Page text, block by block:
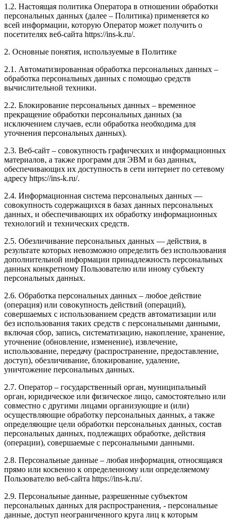
1.2. Настоящая политика Оператора в отношении обработки
персональных данных (далее – Политика) применяется ко
всей информации, которую Оператор может получить о
посетителях веб-сайта https://ins-k.ru/.
2. Основные понятия, используемые в Политике
2.1. Автоматизированная обработка персональных данных –
обработка персональных данных с помощью средств
вычислительной техники.
2.2. Блокирование персональных данных – временное
прекращение обработки персональных данных (за
исключением случаев, если обработка необходима для
уточнения персональных данных).
2.3. Веб-сайт – совокупность графических и информационных
материалов, а также программ для ЭВМ и баз данных,
обеспечивающих их доступность в сети интернет по сетевому
адресу https://ins-k.ru/.
2.4. Информационная система персональных данных —
совокупность содержащихся в базах данных персональных
данных, и обеспечивающих их обработку информационных
технологий и технических средств.
2.5. Обезличивание персональных данных — действия, в
результате которых невозможно определить без использования
дополнительной информации принадлежность персональных
данных конкретному Пользователю или иному субъекту
персональных данных.
2.6. Обработка персональных данных – любое действие
(операция) или совокупность действий (операций),
совершаемых с использованием средств автоматизации или
без использования таких средств с персональными данными,
включая сбор, запись, систематизацию, накопление, хранение,
уточнение (обновление, изменение), извлечение,
использование, передачу (распространение, предоставление,
доступ), обезличивание, блокирование, удаление,
уничтожение персональных данных.
2.7. Оператор – государственный орган, муниципальный
орган, юридическое или физическое лицо, самостоятельно или
совместно с другими лицами организующие и (или)
осуществляющие обработку персональных данных, а также
определяющие цели обработки персональных данных, состав
персональных данных, подлежащих обработке, действия
(операции), совершаемые с персональными данными.
2.8. Персональные данные – любая информация, относящаяся
прямо или косвенно к определенному или определяемому
Пользователю веб-сайта https://ins-k.ru/.
2.9. Персональные данные, разрешенные субъектом
персональных данных для распространения, - персональные
данные, доступ неограниченного круга лиц к которым